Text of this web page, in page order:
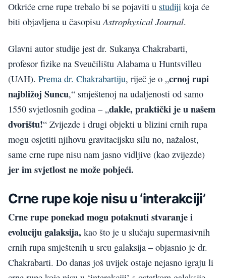
Otkriće crne rupe trebalo bi se pojaviti u studiji koja će
biti objavljena u časopisuAstrophysical Journal.
Glavni autor studije jest dr. Sukanya Chakrabarti,
profesor fizike na Sveučilištu Alabama u Huntsvilleu
(UAH). Prema dr. Chakrabartiju, riječ je o „crnoj rupi
najbližoj Suncu,“ smještenoj na udaljenosti od samo
1550 svjetlosnih godina – „dakle, praktički je u našem
dvorištu!“ Zvijezde i drugi objekti u blizini crnih rupa
mogu osjetiti njihovu gravitacijsku silu no, nažalost,
same crne rupe nisu nam jasno vidljive (kao zvijezde)
jer im svjetlost ne može pobjeći.
Crne rupe koje nisu u ‘interakciji’
Crne rupe ponekad mogu potaknuti stvaranje i
evoluciju galaksija, kao što je u slučaju supermasivnih
crnih rupa smještenih u srcu galaksija – objasnio je dr.
Chakrabarti. Do danas još uvijek ostaje nejasno igraju li